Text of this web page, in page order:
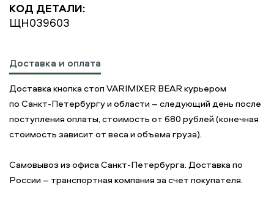
КОД ДЕТАЛИ:
ЩН039603
Доставка и оплата
Доставка кнопка стоп VARIMIXER BEAR курьером
по Санкт-Петербургу и области – следующий день после
поступления оплаты, стоимость от 680 рублей (конечная
стоимость зависит от веса и объема груза).
Самовывоз из офиса Санкт-Петербурга. Доставка по
России – транспортная компания за счет покупателя.